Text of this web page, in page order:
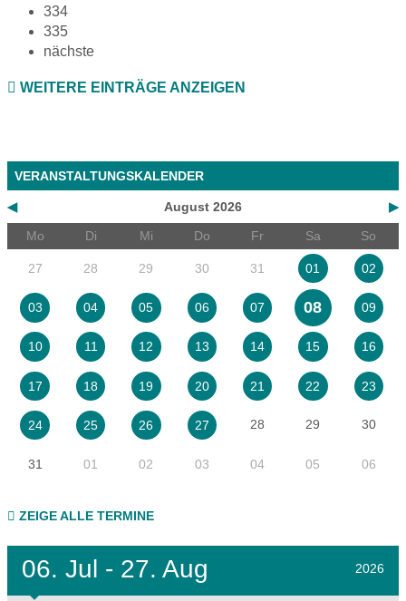
334
335
nächste
WEITERE EINTRÄGE ANZEIGEN
VERANSTALTUNGSKALENDER
◀ ▶
August 2026
Mo
Di Mi Do Fr Sa So
27 28 29 30 31 01 02
03 04 05 06 07 08 09
10 11 12 13 14 15 16
17 18 19 20 21 22 23
24 25 26 27 28 29 30
31 01 02 03 04 05 06
ZEIGE ALLE TERMINE
06. Jul - 27. Aug 2026